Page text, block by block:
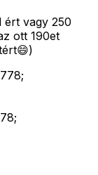
vagy 250
ott 190et